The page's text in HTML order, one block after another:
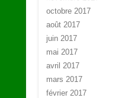
octobre 2017
août 2017
juin 2017
mai 2017
avril 2017
mars 2017
février 2017